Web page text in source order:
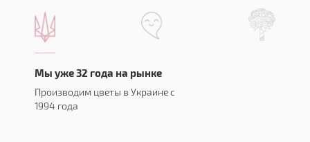
Мы уже 32 года на рынке
Производим цветы в Украине с
1994 года